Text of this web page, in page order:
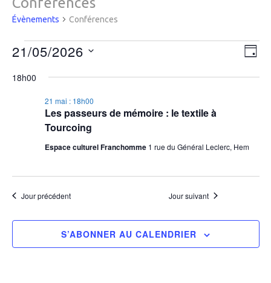
Évènements Conférences
Évènements
for
21
2026
par
JOUR
21/05/2026
une
18h00
Les passeurs de mémoire : le textile à
Tourcoing
21 mai : 18h00
Espace culturel Franchomme 1 rue du Général Leclerc, Hem
Jour précédent Jour suivant
S’ABONNER AU CALENDRIER